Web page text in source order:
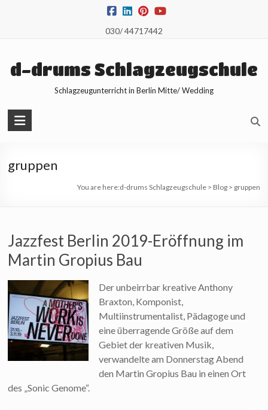
030/ 44717442
d-drums Schlagzeugschule
Schlagzeugunterricht in Berlin Mitte/ Wedding
gruppen
You are here:d-drums Schlagzeugschule> Blog> gruppen
Jazzfest Berlin 2019-Eröffnung im
Martin Gropius Bau
Der unbeirrbar kreative Anthony
Braxton, Komponist,
Multiinstrumentalist, Pädagoge und
eine überragende Größe auf dem
Gebiet der kreativen Musik,
verwandelte am Donnerstag Abend
den Martin Gropius Bau in einen Ort
des „Sonic Genome“.